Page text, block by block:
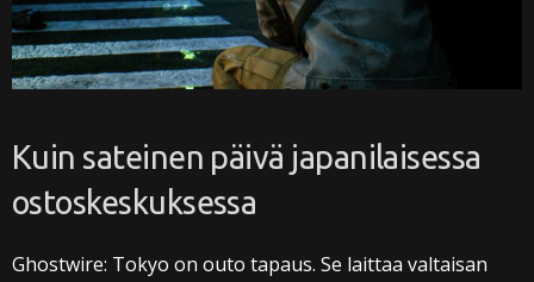
Kuin sateinen päivä japanilaisessa
ostoskeskuksessa
Ghostwire: Tokyo on outo tapaus. Se laittaa valtaisan